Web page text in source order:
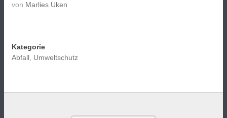
von Marlies Uken
Kategorie
Abfall Umweltschutz